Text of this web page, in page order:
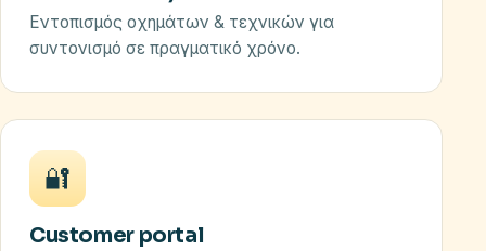
Εντοπισμός οχημάτων & τεχνικών για
συντονισμό σε πραγματικό χρόνο.
🔐
Customer portal